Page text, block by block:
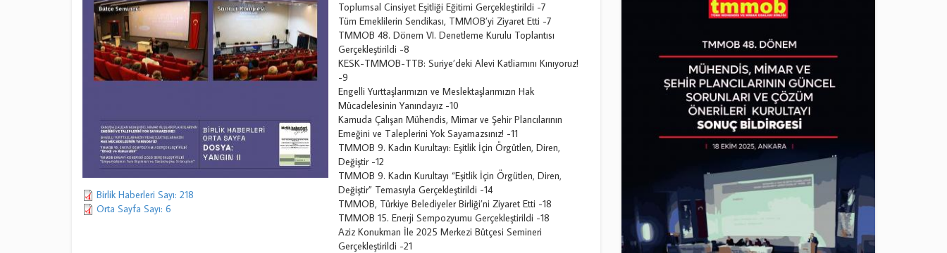
Birlik Haberleri Sayı: 218
Orta Sayfa Sayı: 6
Toplumsal Cinsiyet Eşitliği Eğitimi Gerçekleştirildi -7
Tüm Emeklilerin Sendikası, TMMOB’yi Ziyaret Etti -7
TMMOB 48. Dönem VI. Denetleme Kurulu Toplantısı
Gerçekleştirildi -8
KESK-TMMOB-TTB: Suriye’deki Alevi Katliamını Kınıyoruz!
-9
Engelli Yurttaşlarımızın ve Meslektaşlarımızın Hak
Mücadelesinin Yanındayız -10
Kamuda Çalışan Mühendis, Mimar ve Şehir Plancılarının
Emeğini ve Taleplerini Yok Sayamazsınız! -11
TMMOB 9. Kadın Kurultayı: Eşitlik İçin Örgütlen, Diren,
Değiştir -12
TMMOB 9. Kadın Kurultayı “Eşitlik İçin Örgütlen, Diren,
Değiştir” Temasıyla Gerçekleştirildi -14
TMMOB, Türkiye Belediyeler Birliği’ni Ziyaret Etti -18
TMMOB 15. Enerji Sempozyumu Gerçekleştirildi -18
Aziz Konukman İle 2025 Merkezi Bütçesi Semineri
Gerçekleştirildi -21